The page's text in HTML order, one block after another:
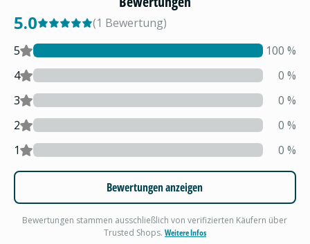
5.0 (1 Bewertung)
5
100 %
4
0 %
3
0 %
2
0 %
1
0 %
Bewertungen anzeigen
Bewertungen stammen ausschließlich von verifizierten Käufern über
Trusted Shops. Weitere Infos